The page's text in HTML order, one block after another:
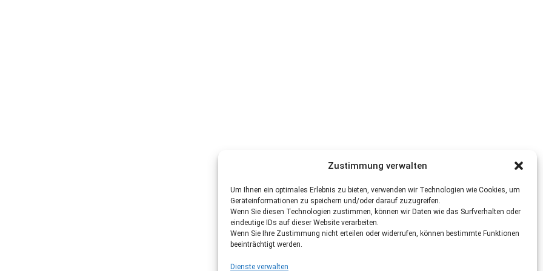
Zustimmung verwalten
Um Ihnen ein optimales Erlebnis zu bieten, verwenden wir Technologien wie Cookies, um
Geräteinformationen zu speichern und/oder darauf zuzugreifen.
Wenn Sie diesen Technologien zustimmen, können wir Daten wie das Surfverhalten oder
eindeutige IDs auf dieser Website verarbeiten.
Wenn Sie Ihre Zustimmung nicht erteilen oder widerrufen, können bestimmte Funktionen
beeinträchtigt werden.
Dienste verwalten